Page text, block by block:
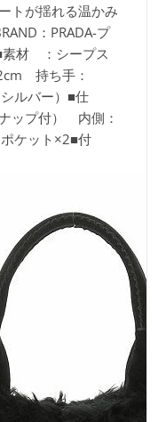
トが揺れる温かみ
：PRADA-プ
材 ：シープス
持ち手：
ルバー）■仕
ップ付） 内側：
ケット×2■付